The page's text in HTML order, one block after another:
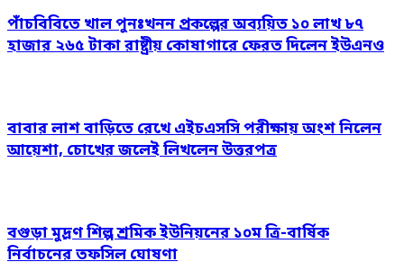
পাঁচবিবিতে খাল পুনঃখনন প্রকল্পের অব্যয়িত ১০ লাখ ৮৭
হাজার ২৬৫ টাকা রাষ্ট্রীয় কোষাগারে ফেরত দিলেন ইউএনও
বাবার লাশ বাড়িতে রেখে এইচএসসি পরীক্ষায় অংশ নিলেন
আয়েশা, চোখের জলেই লিখলেন উত্তরপত্র
বগুড়া মুদ্রণ শিল্প শ্রমিক ইউনিয়নের ১০ম ত্রি-বার্ষিক
নির্বাচনের তফসিল ঘোষণা